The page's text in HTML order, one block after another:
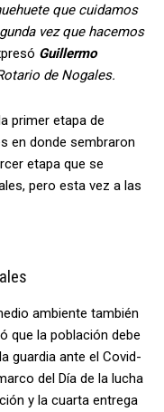
que cuidamos
vez que hacemos
Guillermo
de Nogales.
primer etapa de
en donde sembraron
etapa que se
pero esta vez a las
ambiente también
que la población debe
guardia ante el Covid-
del Día de la lucha
y la cuarta entrega